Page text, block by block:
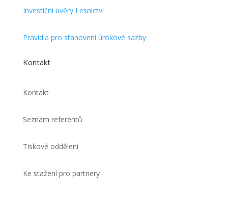
Investiční úvěry Lesnictví
Pravidla pro stanovení úrokové sazby
Kontakt
Kontakt
Seznam referentů
Tiskové oddělení
Ke stažení pro partnery